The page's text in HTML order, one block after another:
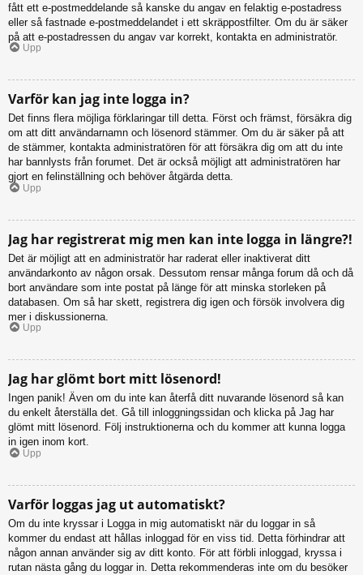
fått ett e-postmeddelande så kanske du angav en felaktig e-postadress
eller så fastnade e-postmeddelandet i ett skräppostfilter. Om du är säker
på att e-postadressen du angav var korrekt, kontakta en administratör.
Upp
Varför kan jag inte logga in?
Det finns flera möjliga förklaringar till detta. Först och främst, försäkra dig
om att ditt användarnamn och lösenord stämmer. Om du är säker på att
de stämmer, kontakta administratören för att försäkra dig om att du inte
har bannlysts från forumet. Det är också möjligt att administratören har
gjort en felinställning och behöver åtgärda detta.
Upp
Jag har registrerat mig men kan inte logga in längre?!
Det är möjligt att en administratör har raderat eller inaktiverat ditt
användarkonto av någon orsak. Dessutom rensar många forum då och då
bort användare som inte postat på länge för att minska storleken på
databasen. Om så har skett, registrera dig igen och försök involvera dig
mer i diskussionerna.
Upp
Jag har glömt bort mitt lösenord!
Ingen panik! Även om du inte kan återfå ditt nuvarande lösenord så kan
du enkelt återställa det. Gå till inloggningssidan och klicka på Jag har
glömt mitt lösenord. Följ instruktionerna och du kommer att kunna logga
in igen inom kort.
Upp
Varför loggas jag ut automatiskt?
Om du inte kryssar i Logga in mig automatiskt när du loggar in så
kommer du endast att hållas inloggad för en viss tid. Detta förhindrar att
någon annan använder sig av ditt konto. För att förbli inloggad, kryssa i
rutan nästa gång du loggar in. Detta rekommenderas inte om du besöker